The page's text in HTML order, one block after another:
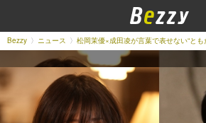
Bezzy ニュース 松岡茉優×成田凌が言葉で表せない“と